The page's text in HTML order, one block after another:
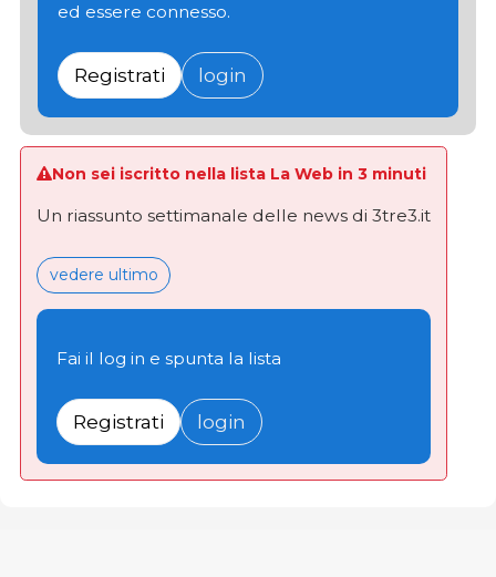
ed essere connesso.
Registrati login
Non sei iscritto nella lista La Web in 3 minuti
Un riassunto settimanale delle news di 3tre3.it
vedere ultimo
Fai il log in e spunta la lista
Registrati login